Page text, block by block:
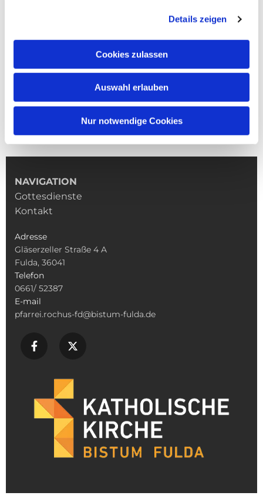
Details zeigen
Cookies zulassen
Auswahl erlauben
Nur notwendige Cookies
NAVIGATION
Gottesdienste
Kontakt
Adresse
Gläserzeller Straße 4 A
Fulda, 36041
Telefon
0661/ 52387
E-mail
pfarrei.rochus-fd@bistum-fulda.de